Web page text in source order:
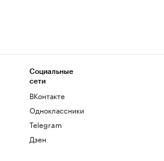
Социальные
сети
ВКонтакте
Одноклассники
Telegram
Дзен